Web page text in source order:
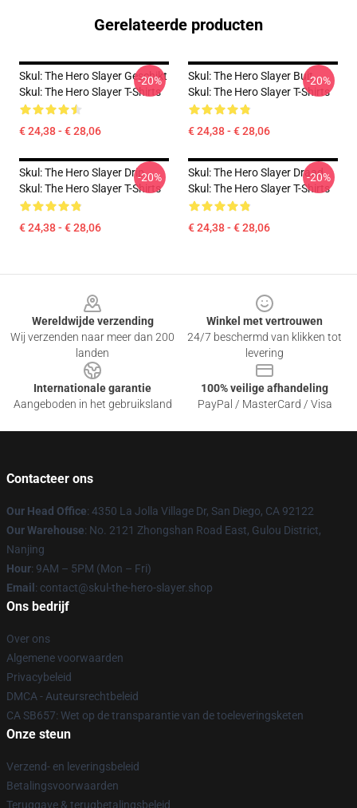
Gerelateerde producten
Skul: The Hero Slayer Geschikt
Skul: The Hero Slayer T-Shirts
€ 24,38 - € 28,06
-20%
Skul: The Hero Slayer Buit
Skul: The Hero Slayer T-Shirts
€ 24,38 - € 28,06
-20%
Skul: The Hero Slayer Drip
Skul: The Hero Slayer T-Shirts
€ 24,38 - € 28,06
-20%
Skul: The Hero Slayer Draad
Skul: The Hero Slayer T-Shirts
€ 24,38 - € 28,06
-20%
Wereldwijde verzending
Wij verzenden naar meer dan 200
landen
Winkel met vertrouwen
24/7 beschermd van klikken tot
levering
Internationale garantie
Aangeboden in het gebruiksland
100% veilige afhandeling
PayPal / MasterCard / Visa
Contacteer ons
Our Head Office: 4350 La Jolla Village Dr, San Diego, CA 92122
Our Warehouse: No. 2121 Zhongshan Road East, Gulou District,
Nanjing
Hour: 9AM – 5PM (Mon – Fri)
Email : contact@skul-the-hero-slayer.shop
Ons bedrijf
Over ons
Algemene voorwaarden
Privacybeleid
DMCA - Auteursrechtbeleid
CA SB657: Wet op de transparantie van de toeleveringsketen
Onze steun
Verzend- en leveringsbeleid
Betalingsvoorwaarden
Teruggave & terugbetalingsbeleid